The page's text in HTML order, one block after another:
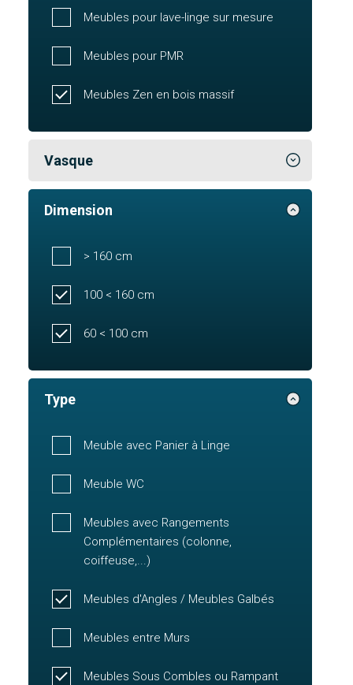
Meubles pour lave-linge sur mesure
Meubles pour PMR
Meubles Zen en bois massif
Vasque
Dimension
> 160 cm
100 < 160 cm
60 < 100 cm
Type
Meuble avec Panier à Linge
Meuble WC
Meubles avec Rangements
Complémentaires (colonne,
coiffeuse,...)
Meubles d'Angles / Meubles Galbés
Meubles entre Murs
Meubles Sous Combles ou Rampant